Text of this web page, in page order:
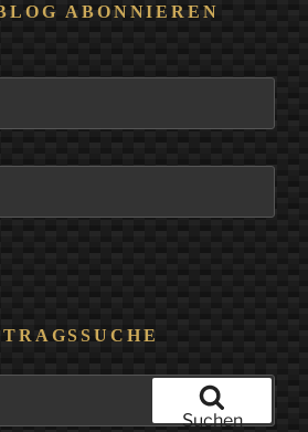
ABONNIEREN
Suchen